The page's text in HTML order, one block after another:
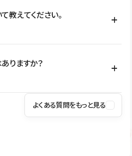
を活用して更新範囲を設計しておく
い状態で運用できます。 さらにコン
えずに更新作業を進めやすくなりま
教えてください。
ービスを安全に利用できるよう、通信
セス管理、脆弱性対策など、複数の観
に対応しており、悪質なスクリプトの
りますか？
、ヘルプセンターでご確認いただけま
よくある質問をもっと見る